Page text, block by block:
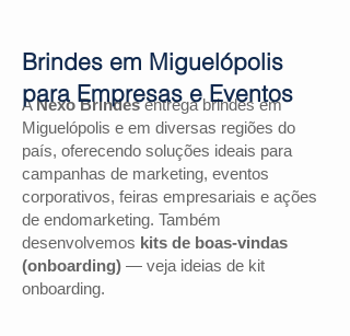
ANexo Brindesentrega brindes em
Miguelópolis e em diversas regiões do
país, oferecendo soluções ideais para
campanhas de marketing, eventos
corporativos, feiras empresariais e ações
de endomarketing. Também
desenvolvemos kits de boas-vindas
(onboarding) — veja ideias de kit
onboarding.
Brindes em Miguelópolis
para Empresas e Eventos